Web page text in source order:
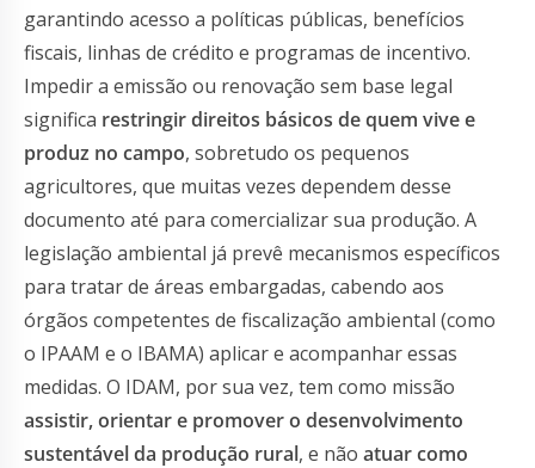
garantindo acesso a políticas públicas, benefícios
fiscais, linhas de crédito e programas de incentivo.
Impedir a emissão ou renovação sem base legal
significa restringir direitos básicos de quem vive e
produz no campo, sobretudo os pequenos
agricultores, que muitas vezes dependem desse
documento até para comercializar sua produção. A
legislação ambiental já prevê mecanismos específicos
para tratar de áreas embargadas, cabendo aos
órgãos competentes de fiscalização ambiental (como
o IPAAM e o IBAMA) aplicar e acompanhar essas
medidas. O IDAM, por sua vez, tem como missão
assistir, orientar e promover o desenvolvimento
sustentável da produção rural, e não atuar como